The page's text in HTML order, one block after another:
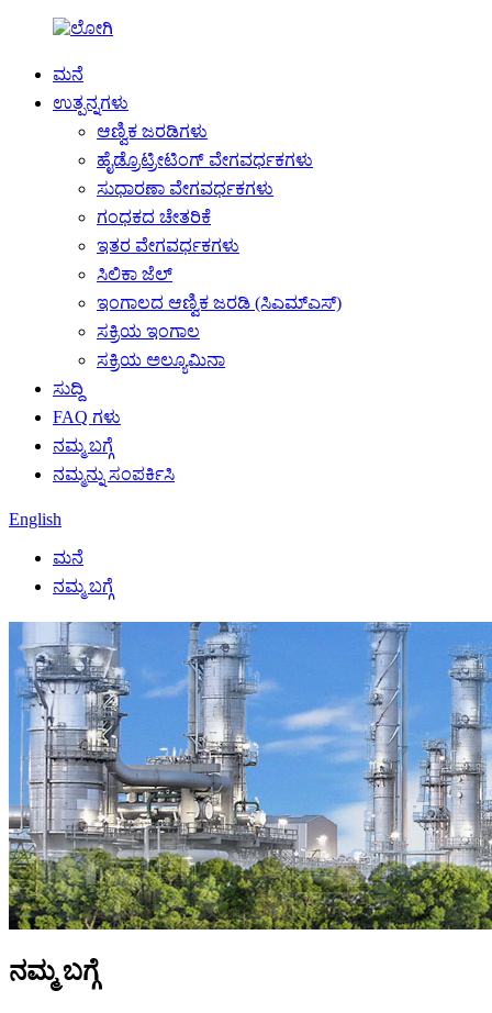
ಮನೆ
ಉತ್ಪನ್ನಗಳು
ಆಣ್ವಿಕ ಜರಡಿಗಳು
ಹೈಡ್ರೊಟ್ರೀಟಿಂಗ್ ವೇಗವರ್ಧಕಗಳು
ಸುಧಾರಣಾ ವೇಗವರ್ಧಕಗಳು
ಗಂಧಕದ ಚೇತರಿಕೆ
ಇತರ ವೇಗವರ್ಧಕಗಳು
ಸಿಲಿಕಾ ಜೆಲ್
ಇಂಗಾಲದ ಆಣ್ವಿಕ ಜರಡಿ (ಸಿಎಮ್ಎಸ್)
ಸಕ್ರಿಯ ಇಂಗಾಲ
ಸಕ್ರಿಯ ಅಲ್ಯೂಮಿನಾ
ಸುದ್ದಿ
FAQ ಗಳು
ನಮ್ಮ ಬಗ್ಗೆ
ನಮ್ಮನ್ನು ಸಂಪರ್ಕಿಸಿ
English
ಮನೆ
ನಮ್ಮ ಬಗ್ಗೆ
ನಮ್ಮ ಬಗ್ಗೆ